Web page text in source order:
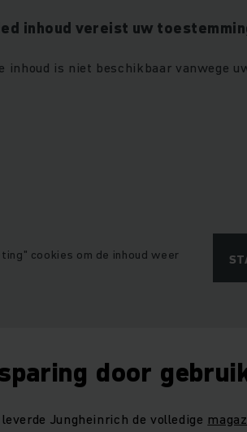
inhoud vereist uw
inhoud is niet beschikbaar vanwege
cookies om de inhoud weer
door
Jungheinrich de volledige